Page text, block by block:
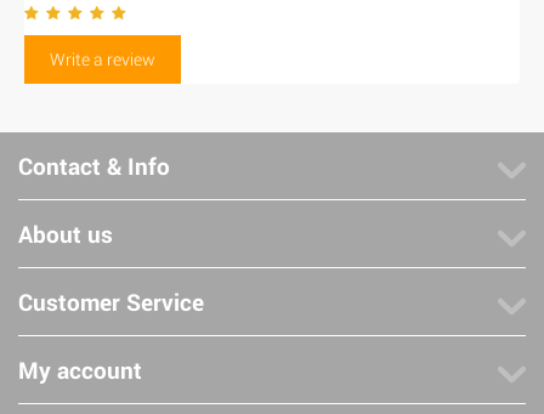
Write a review
Contact & Info
About us
Customer Service
My account